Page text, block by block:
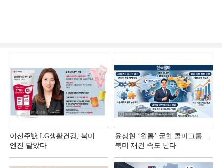
이선주號 LG생활건강, 북미
엔진 달았다
윤상현 ‘원톱ʼ 굳힌 콜마그룹…
북미 재건 속도 낸다